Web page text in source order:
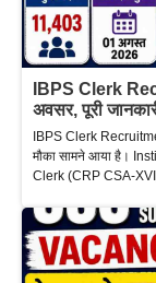
IBPS Clerk
अवसर, पूरी
IBPS Clerk
मौका सामने आया है।
Clerk (CRP CSA-